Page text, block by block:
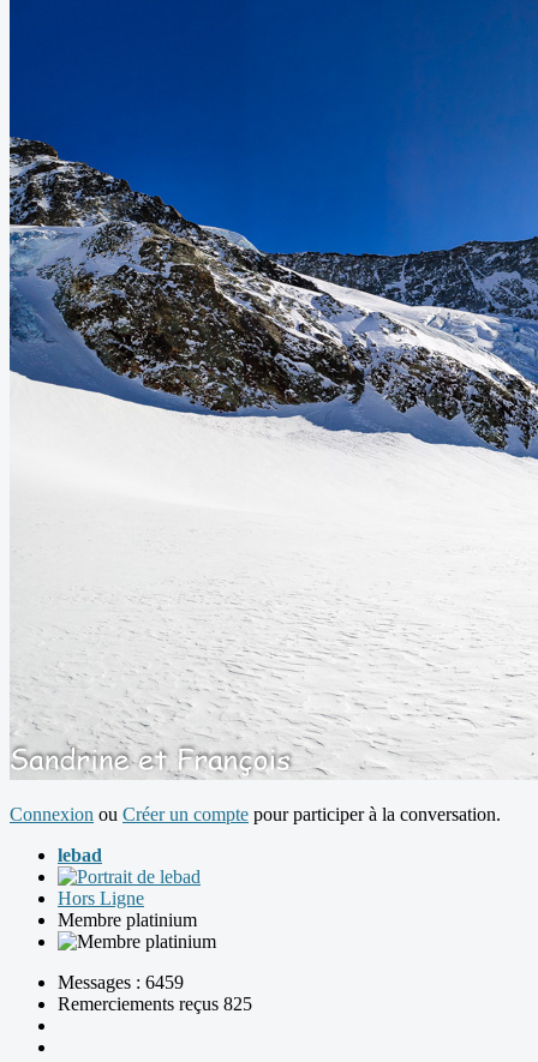
Connexion ou Créer un compte pour participer à la conversation.
lebad
Hors Ligne
Membre platinium
Messages : 6459
Remerciements reçus 825